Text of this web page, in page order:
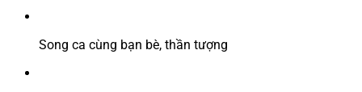
Song ca cùng bạn bè, thần tượng